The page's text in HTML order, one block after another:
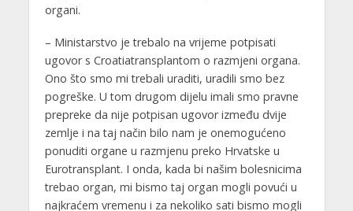
organi.
– Ministarstvo je trebalo na vrijeme potpisati
ugovor s Croatiatransplantom o razmjeni organa.
Ono što smo mi trebali uraditi, uradili smo bez
pogreške. U tom drugom dijelu imali smo pravne
prepreke da nije potpisan ugovor između dvije
zemlje i na taj način bilo nam je onemogućeno
ponuditi organe u razmjenu preko Hrvatske u
Eurotransplant. I onda, kada bi našim bolesnicima
trebao organ, mi bismo taj organ mogli povući u
najkraćem vremenu i za nekoliko sati bismo mogli